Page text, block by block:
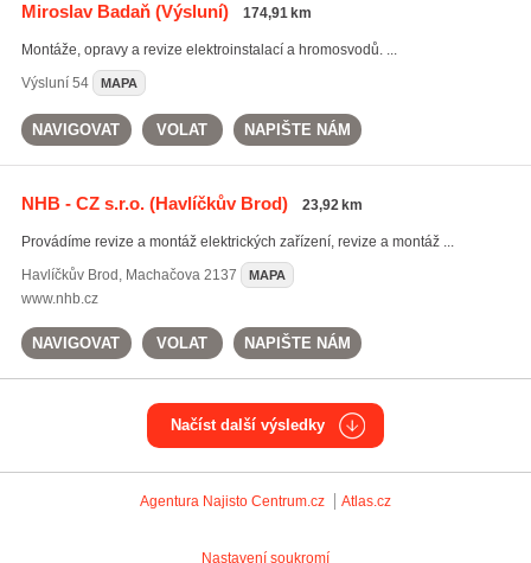
Miroslav Badaň(Výsluní) 174,91 km
Montáže, opravy a revize elektroinstalací a hromosvodů. ...
Výsluní54 MAPA
NAVIGOVAT VOLAT NAPIŠTE NÁM
NHB - CZ s.r.o.(Havlíčkův Brod) 23,92 km
Provádíme revize a montáž elektrických zařízení, revize a montáž ...
Havlíčkův Brod , Machačova 2137 MAPA
www.nhb.cz
NAVIGOVAT VOLAT NAPIŠTE NÁM
Načíst další výsledky
Agentura Najisto Centrum.cz Atlas.cz
Nastavení soukromí